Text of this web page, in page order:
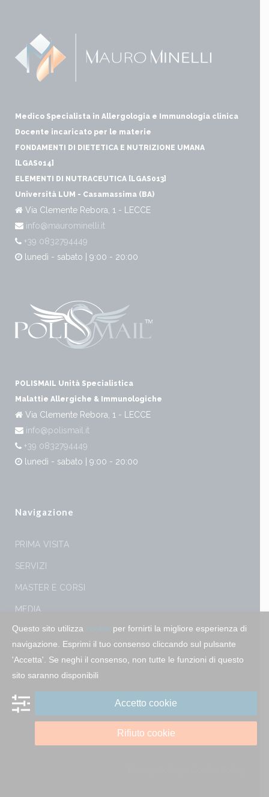
Medico Specialista in Allergologia e Immunologia clinica
Docente incaricato per le materie
FONDAMENTI DI DIETETICA E NUTRIZIONE UMANA
[LGAS014]
ELEMENTI DI NUTRACEUTICA [LGAS013]
Università LUM - Casamassima (BA)
Via Clemente Rebora, 1 - LECCE
info@maurominelli.it
+39 0832794449
lunedì - sabato | 9:00 - 20:00
POLISMAIL Unità Specialistica
Malattie Allergiche & Immunologiche
Via Clemente Rebora, 1 - LECCE
info@polismail.it
+39 0832794449
lunedì - sabato | 9:00 - 20:00
Navigazione
PRIMA VISITA
SERVIZI
MASTER E CORSI
MEDIA
EVENTI
CONTATTI
Questo sito utilizza cookie per fornirti la migliore esperienza di
navigazione. Esprimi il tuo consenso cliccando sul pulsante
'Accetta'. Se neghi il consenso, non tutte le funzioni di questo
sito saranno disponibili
Accetto cookie
Rifiuto cookie